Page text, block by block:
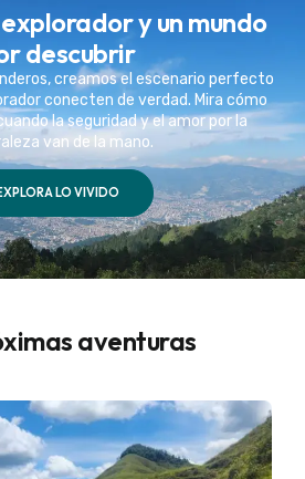
y un mundo
descubrir
creamos el escenario perfecto
conecten de verdad. Mira cómo
la seguridad y el amor por la
van de la mano.
LO VIVIDO
aventuras